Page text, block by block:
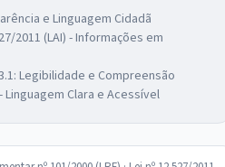
e Linguagem Cidadã
2011 (LAI) - Informações em
Legibilidade e Compreensão
Linguagem Clara e Acessível